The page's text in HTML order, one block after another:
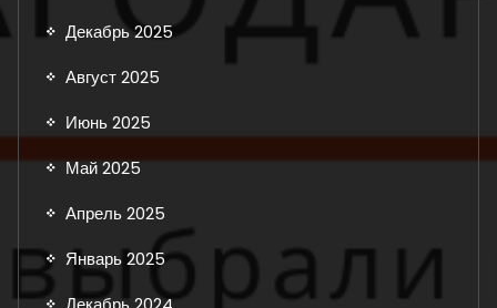
Декабрь 2025
Август 2025
Июнь 2025
Май 2025
Апрель 2025
Январь 2025